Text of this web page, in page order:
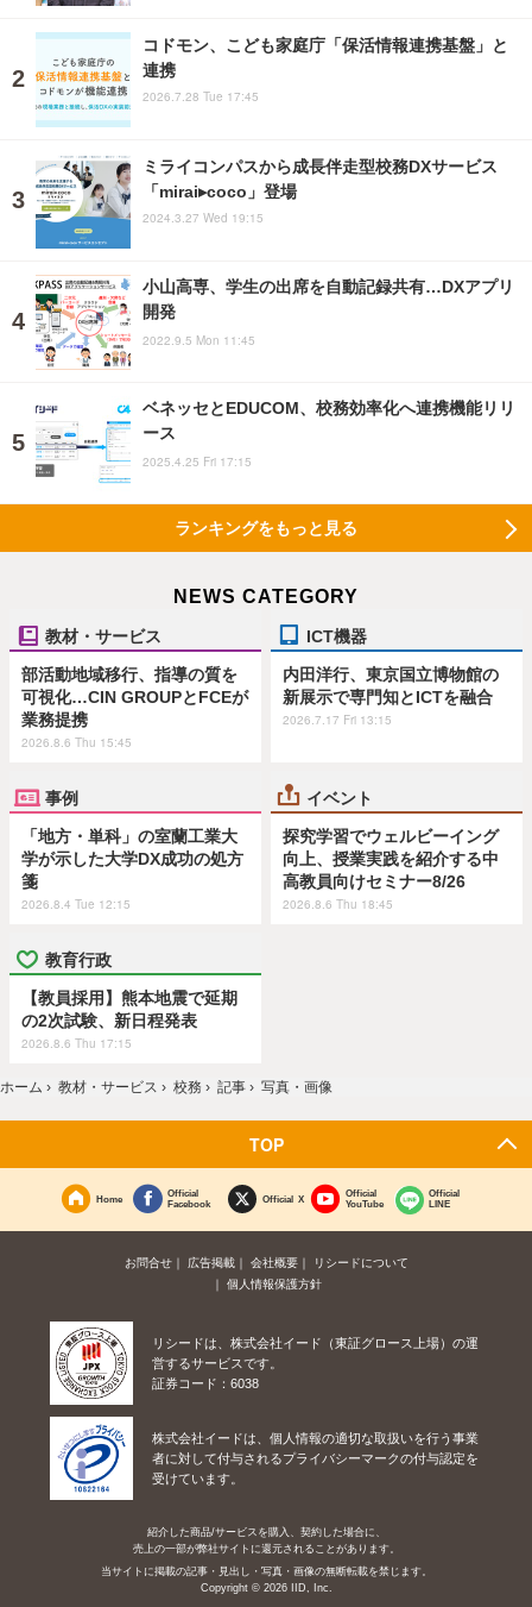
コドモン、こども家庭庁「保活情報連携基盤」と
連携
2026.7.28 Tue 17:45
ミライコンパスから成長伴走型校務DXサービス
「mirai▸coco」登場
2024.3.27 Wed 19:15
小山高専、学生の出席を自動記録共有…DXアプリ
開発
2022.9.5 Mon 11:45
ベネッセとEDUCOM、校務効率化へ連携機能リリ
ース
2025.4.25 Fri 17:15
ランキングをもっと見る
NEWS CATEGORY
教材・サービス
部活動地域移行、指導の質を
可視化…CIN GROUPとFCEが
業務提携
2026.8.6 Thu 15:45
ICT機器
内田洋行、東京国立博物館の
新展示で専門知とICTを融合
2026.7.17 Fri 13:15
事例
「地方・単科」の室蘭工業大
学が示した大学DX成功の処方
箋
2026.8.4 Tue 12:15
イベント
探究学習でウェルビーイング
向上、授業実践を紹介する中
高教員向けセミナー8/26
2026.8.6 Thu 18:45
教育行政
【教員採用】熊本地震で延期
の2次試験、新日程発表
2026.8.6 Thu 17:15
ホーム › 教材・サービス › 校務 › 記事 › 写真・画像
TOP
Home
Official
Facebook
Official X
Official
YouTube
Official
LINE
お問合せ 広告掲載 会社概要
リシードについて
個人情報保護方針
リシードは、株式会社イード（東証グロース上場）の運
営するサービスです。
証券コード：6038
株式会社イードは、個人情報の適切な取扱いを行う事業
者に対して付与されるプライバシーマークの付与認定を
受けています。
紹介した商品/サービスを購入、契約した場合に、
売上の一部が弊社サイトに還元されることがあります。
当サイトに掲載の記事・見出し・写真・画像の無断転載を禁じます。
Copyright © 2026 IID, Inc.